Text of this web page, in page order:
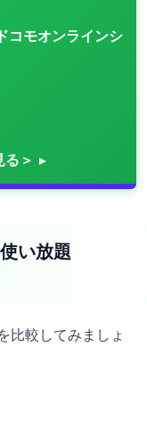
ドコモオンラインシ
＞
い放題
比較してみましょ